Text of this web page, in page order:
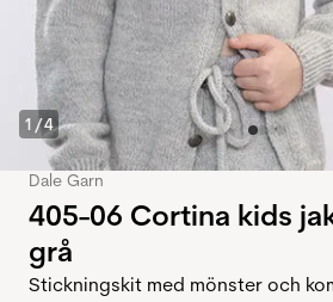
1 /4
Dale Garn
405-06 Cortina kids
grå
Stickningskit med mönster och